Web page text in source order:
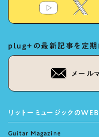
plug+の最新記事を定期
メール
リットーミュージックのWEB
Guitar Magazine